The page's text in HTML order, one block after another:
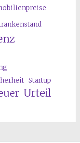
Startup
Urteil